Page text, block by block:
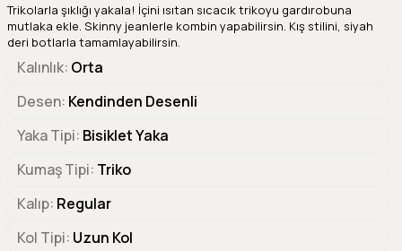
Trikolarla şıklığı yakala! İçini ısıtan sıcacık trikoyu gardırobuna
mutlaka ekle. Skinny jeanlerle kombin yapabilirsin. Kış stilini, siyah
deri botlarla tamamlayabilirsin.
Kalınlık Orta
Desen Kendinden Desenli
Yaka Tipi Bisiklet Yaka
Kumaş Tipi Triko
Kalıp Regular
Kol Tipi Uzun Kol